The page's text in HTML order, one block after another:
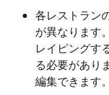
各レストラン
が異なります
レイピングす
る必要があり
編集できます。